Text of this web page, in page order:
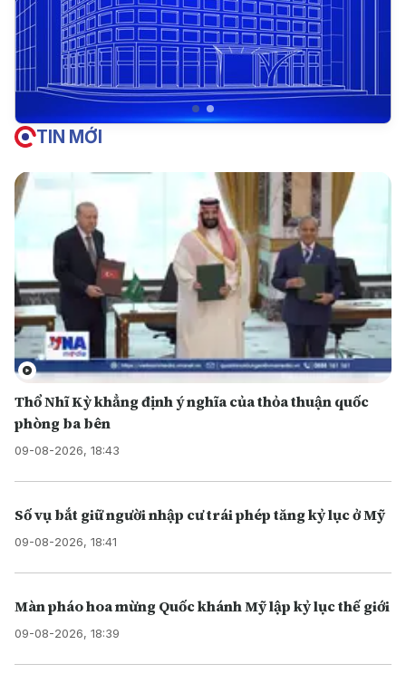
TIN MỚI
Thổ Nhĩ Kỳ khẳng định ý nghĩa của thỏa thuận quốc
phòng ba bên
09-08-2026, 18:43
Số vụ bắt giữ người nhập cư trái phép tăng kỷ lục ở Mỹ
09-08-2026, 18:41
Màn pháo hoa mừng Quốc khánh Mỹ lập kỷ lục thế giới
09-08-2026, 18:39